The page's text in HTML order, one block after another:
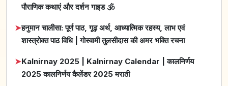
पौराणिक कथाएं और दर्शन गाइड 🕉️
➤हनुमान चालीसा: पूर्ण पाठ, गूढ़ अर्थ, आध्यात्मिक रहस्य, लाभ एवं
शास्त्रोक्त पाठ विधि | गोस्वामी तुलसीदास की अमर भक्ति रचना
➤Kalnirnay 2025 | Kalnirnay Calendar | कालनिर्णय
2025 कालनिर्णय कैलेंडर 2025 मराठी